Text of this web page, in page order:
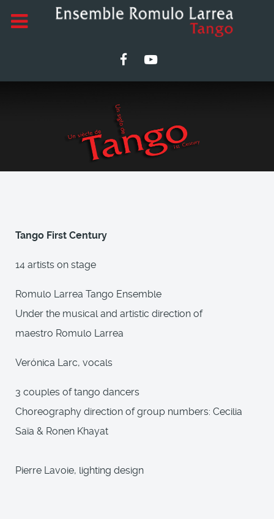
Tango First Century
14 artists on stage
Romulo Larrea Tango Ensemble
Under the musical and artistic direction of
maestro Romulo Larrea
Verónica Larc, vocals
3 couples of tango dancers
Choreography direction of group numbers: Cecilia
Saïa & Ronen Khayat
Pierre Lavoie, lighting design